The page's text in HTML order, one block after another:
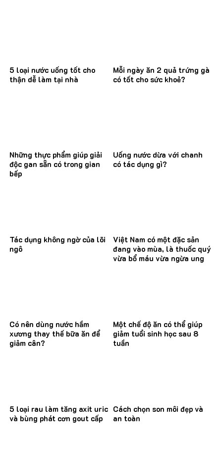
5 loại nước uống tốt cho
thận dễ làm tại nhà
Mỗi ngày ăn 2 quả trứng gà
có tốt cho sức khoẻ?
Những thực phẩm giúp giải
độc gan sẵn có trong gian
bếp
Uống nước dừa với chanh
có tác dụng gì?
Tác dụng không ngờ của lõi
ngô
Việt Nam có một đặc sản
đang vào mùa, là thuốc quý
vừa bổ máu vừa ngừa ung
Có nên dùng nước hầm
xương thay thế bữa ăn để
giảm cân?
Một chế độ ăn có thể giúp
giảm tuổi sinh học sau 8
tuần
5 loại rau làm tăng axit uric
và bùng phát cơn gout cấp
Cách chọn son môi đẹp và
an toàn